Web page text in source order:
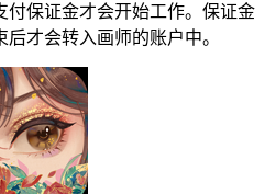
付保证金才会开始工作。保证金
才会转入画师的账户中。